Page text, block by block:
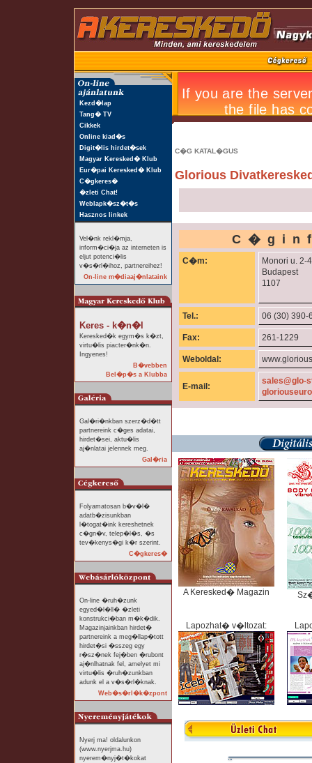
Kezd�lap
Tang� TV
Cikkek
Online kiad�s
Digit�lis hirdet�sek
Magyar Keresked� Klub
Eur�pai Keresked� Klub
C�gkeres�
�zleti Chat!
Weblapk�sz�t�s
Hasznos linkek
Vel�nk rekl�mja,
inform�ci�ja az interneten is
eljut potenci�lis
v�s�rl�ihoz, partnereihez!
On-line m�diaaj�nlataink
Keres - k�n�l
Keresked�k egym�s k�zt,
virtu�lis piacter�nk�n.
Ingyenes!
B�vebben
Bel�p�s a Klubba
Gal�ri�nkban szerz�d�tt
partnereink c�ges adatai,
hirdet�sei, aktu�lis
aj�nlatai jelennek meg.
Gal�ria
Folyamatosan b�v�l�
adatb�zisunkban
l�togat�ink kereshetnek
c�gn�v, telep�l�s, �s
tev�kenys�gi k�r szerint.
C�gkeres�
On-line �ruh�zunk
egyed�l�ll� �zleti
konstrukci�ban m�k�dik.
Magazinjainkban hirdet�
partnereink a meg�llap�tott
hirdet�si �sszeg egy
r�sz�nek fej�ben �rubont
aj�nlhatnak fel, amelyet mi
virtu�lis �ruh�zunkban
adunk el a v�s�rl�knak.
Web�s�rl�k�zpont
Nyerj ma! oldalunkon
(www.nyerjma.hu)
nyerem�nyj�t�kokat
C�G KATAL�GUS
Glorious
C�m:
Monori u. 2-
Budapest
1107
Tel.: 06 (30) 390-
Fax: 261-1229
Weboldal:
E-mail:
sales@glo-
A Keresked� Magazin
Lapozhat� v�ltozat: